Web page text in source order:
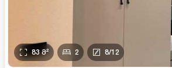
83 მ² 2 8/12